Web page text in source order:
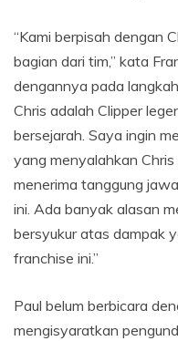
“Kami berpisah dengan
bagian dari tim,” kata
dengannya pada
Chris adalah Clipper
bersejarah. Saya ingin
yang menyalahkan
menerima tanggung
ini. Ada banyak alasan
bersyukur atas dampak
franchise ini.”
Paul belum berbicara
mengisyaratkan